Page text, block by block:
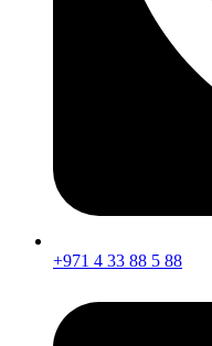
+971 4 33 88 5 88